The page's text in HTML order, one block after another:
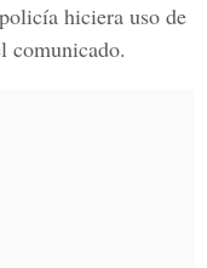
hiciera uso de
comunicado.